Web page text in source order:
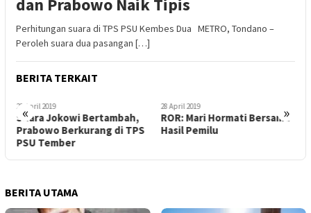
dan Prabowo Naik Tipis
Perhitungan suara di TPS PSU Kembes Dua METRO, Tondano –
Peroleh suara dua pasangan […]
BERITA TERKAIT
« »
28 April 2019
Suara Jokowi Bertambah,
Prabowo Berkurang di TPS
PSU Tember
28 April 2019
ROR: Mari Hormati Bersama
Hasil Pemilu
BERITA UTAMA